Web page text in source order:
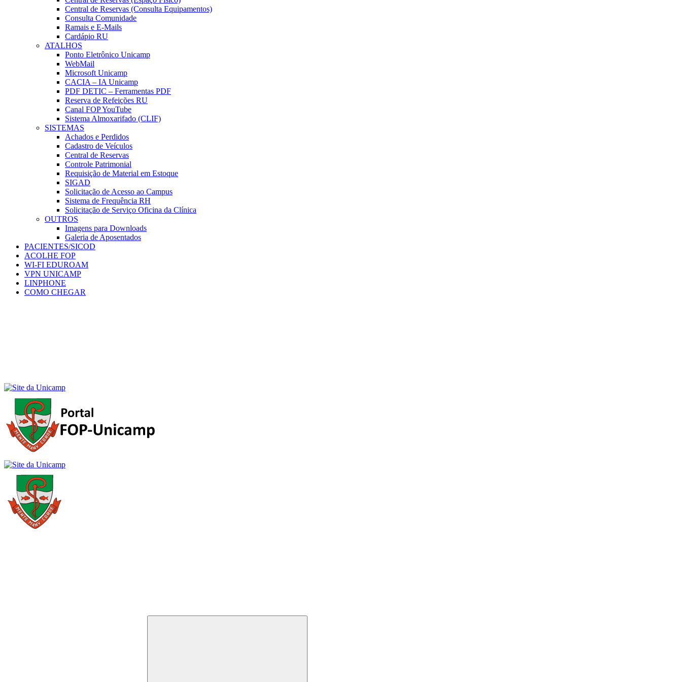
Central de Reservas (Consulta Equipamentos)
Consulta Comunidade
Ramais e E-Mails
Cardápio RU
ATALHOS
Ponto Eletrônico Unicamp
WebMail
Microsoft Unicamp
CACIA – IA Unicamp
PDF DETIC – Ferramentas PDF
Reserva de Refeições RU
Canal FOP YouTube
Sistema Almoxarifado (CLIF)
SISTEMAS
Achados e Perdidos
Cadastro de Veículos
Central de Reservas
Controle Patrimonial
Requisição de Material em Estoque
SIGAD
Solicitação de Acesso ao Campus
Sistema de Frequência RH
Solicitação de Serviço Oficina da Clínica
OUTROS
Imagens para Downloads
Galeria de Aposentados
PACIENTES/SICOD
ACOLHE FOP
WI-FI EDUROAM
VPN UNICAMP
LINPHONE
COMO CHEGAR